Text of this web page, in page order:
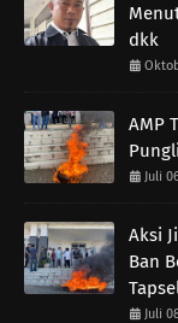
dkk
AMP
Juli
Aksi
Ban
Juli